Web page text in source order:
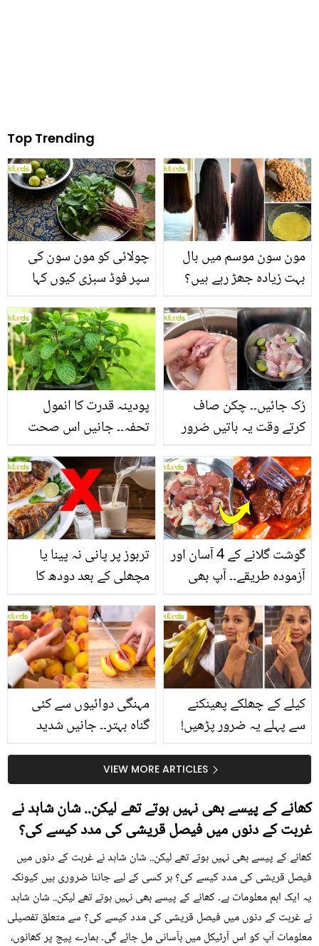
Top Trending
چولائی کو مون سون کی
سپر فوڈ سبزی کیوں کہا
منرلز اور اینٹی آکسیڈنٹس
سے بھرپور اس سبزی کے
فائدے
مون سون موسم میں بال
بہت زیادہ جھڑ رہے ہیں؟
بنانے کے چند قدرتی طریقے
پودینہ قدرت کا انمول
تحفہ۔۔ جانیں اس صحت
انگیز طبی فوائد
رُک جائیں۔۔ چکن صاف
کرتے وقت یہ باتیں ضرور
تربوز پر پانی نہ پینا یا
مچھلی کے بعد دودھ کا
سے متعلق غلط فہمیوں کی
حقیقت کیا ہے اور افواہ
کیا؟
گوشت گلانے کے 4 آسان اور
آزمودہ طریقے۔۔ آپ بھی
بتائے راز
مہنگی دوائیوں سے کئی
گناہ بہتر۔۔ جانیں شدید
کیوں کھانا چاہیے؟
کیلے کے چھلکے پھینکنے
سے پہلے یہ ضرور پڑھیں!
سستا اور قدرتی حلVIEW MORE ARTICLES
کھانے کے پیسے بھی نہیں ہوتے تھے لیکن.. شان شاہد نے
غربت کے دنوں میں فیصل قریشی کی مدد کیسے کی؟
کھانے کے پیسے بھی نہیں ہوتے تھے لیکن.. شان شاہد نے غربت کے دنوں میں
فیصل قریشی کی مدد کیسے کی؟ ہر کسی کے لیے جاننا ضروری ہیں کیونکہ
یہ ایک اہم معلومات ہے۔ کھانے کے پیسے بھی نہیں ہوتے تھے لیکن.. شان شاہد
نے غربت کے دنوں میں فیصل قریشی کی مدد کیسے کی؟ سے متعلق تفصیلی
معلومات آپ کو اس آرٹیکل میں بآسانی مل جائے گی۔ ہمارے پیج پر کھانوں،